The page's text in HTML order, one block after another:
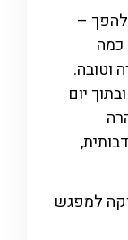
–
כמה
וטובה.
יום
למפגש